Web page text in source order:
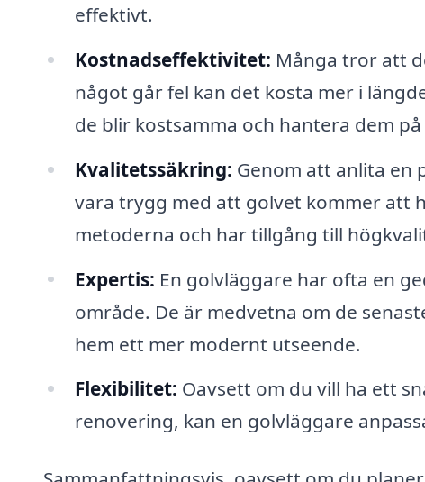
effektivt.
Kostnadseffektivitet: Många tror att
något går fel kan det kosta mer i
de blir kostsamma och hantera dem
Kvalitetssäkring: Genom att anlita en
vara trygg med att golvet kommer att
metoderna och har tillgång till
Expertis: En golvläggare har ofta en
område. De är medvetna om de
hem ett mer modernt utseende.
Flexibilitet: Oavsett om du vill ha ett
renovering, kan en golvläggare